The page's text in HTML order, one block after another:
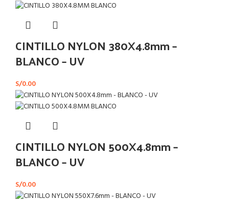
CINTILLO NYLON 380X4.8mm –
BLANCO – UV
S/0.00
CINTILLO NYLON 500X4.8mm –
BLANCO – UV
S/0.00